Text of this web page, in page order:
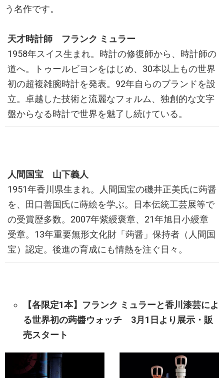
う名作です。
天才時計師 フランク ミュラー
1958年スイス生まれ。時計の修復師から、時計師の
道へ。トゥールビヨンをはじめ、30本以上もの世界
初の超複雑腕時計を発表。92年自らのブランドを設
立。卓越した技術と流麗なフォルム、独創的な文字
盤からなる時計で世界を魅了し続けている。
人間国宝 山下義人
1951年香川県生まれ。人間国宝の磯井正美氏に蒟醤
を、田口善国氏に蒔絵を学ぶ。日本伝統工芸展等で
の受賞歴多数。2007年紫綬褒章、21年旭日小綬章
受章。13年重要無形文化財「蒟醤」保持者（人間国
宝）認定。後進の育成にも情熱を注ぐ日々。
【各限定1本】フランク ミュラーと香川漆芸によ
る世界初の蒟醬ウォッチ 3月1日より展示・販
売スタート